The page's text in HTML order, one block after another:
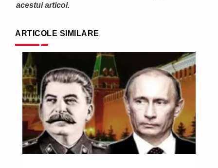
acestui articol.
ARTICOLE SIMILARE